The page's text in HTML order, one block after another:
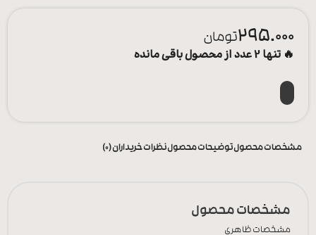
295.000تومان
🔥 تنها 2 عدد از محصول باقی مانده
مشخصات محصولتوضیحات محصولنظرات خریداران (0)
مشخصات محصول
مشخصات ظاهری